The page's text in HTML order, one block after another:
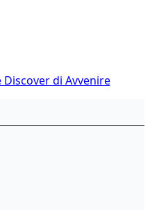
di Avvenire